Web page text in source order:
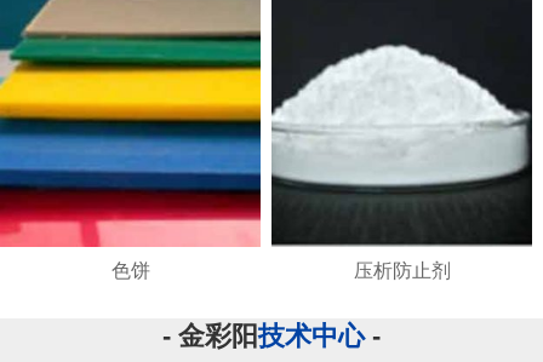
色饼 压析防止剂
- 金彩阳技术中心-